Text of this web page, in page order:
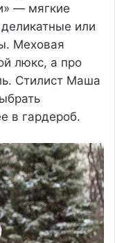
— мягкие
или
Меховая
люкс, а про
Стилист Маша
в гардероб.